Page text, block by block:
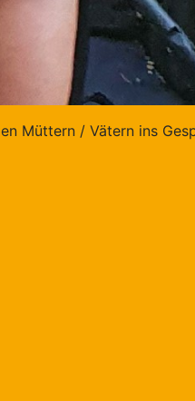
Müttern / Vätern ins